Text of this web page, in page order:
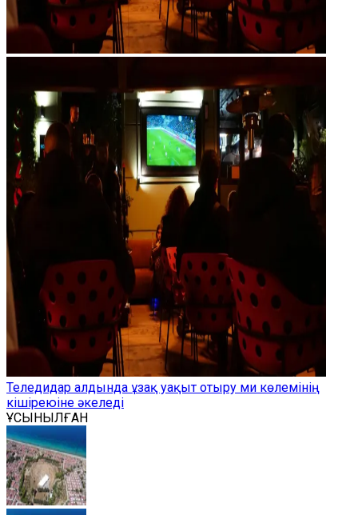
Теледидар алдында ұзақ уақыт отыру ми көлемінің
кішіреюіне әкеледі
ҰСЫНЫЛҒАН